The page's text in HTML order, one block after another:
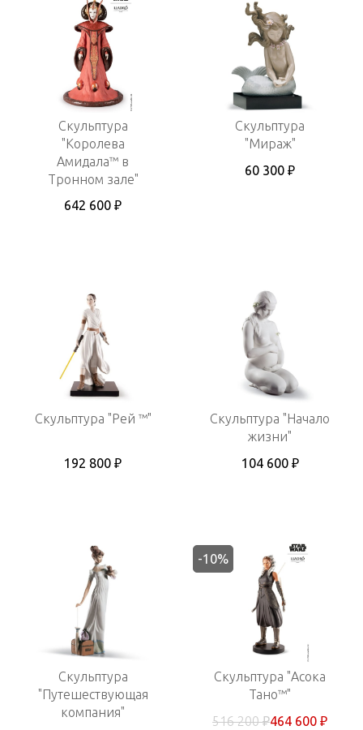
Скульптура
"Королева
Амидала™ в
Тронном зале"
642 600 ₽
Скульптура
"Мираж"
60 300 ₽
Скульптура "Рей ™"
192 800 ₽
Скульптура "Начало
жизни"
104 600 ₽
Скульптура
"Путешествующая
компания"
-10%
Скульптура "Асока
Тано™"
516 200 ₽464 600 ₽